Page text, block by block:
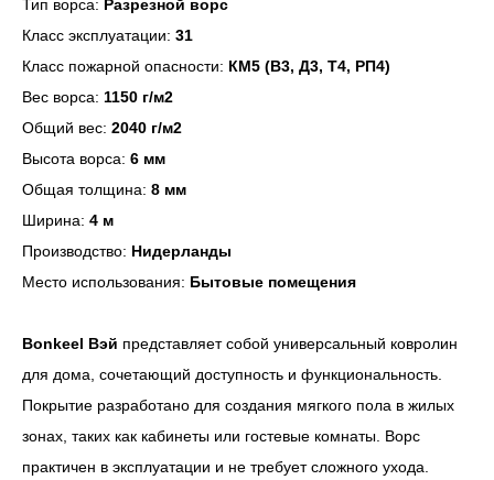
Тип ворса: Разрезной ворс
Класс эксплуатации: 31
Класс пожарной опасности: КМ5 (В3, Д3, Т4, РП4)
Вес ворса: 1150 г/м2
Общий вес: 2040 г/м2
Высота ворса: 6 мм
Общая толщина: 8 мм
Ширина: 4 м
Производство: Нидерланды
Место использования: Бытовые помещения
Bonkeel Вэй представляет собой универсальный ковролин
для дома, сочетающий доступность и функциональность.
Покрытие разработано для создания мягкого пола в жилых
зонах, таких как кабинеты или гостевые комнаты. Ворс
практичен в эксплуатации и не требует сложного ухода.